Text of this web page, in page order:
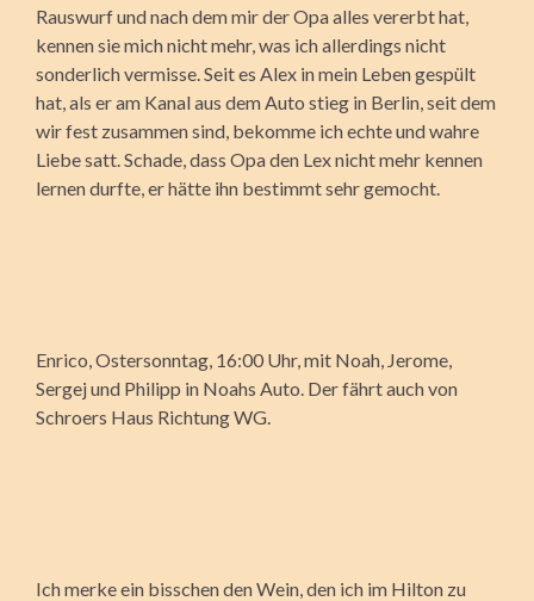
Rauswurf und nach dem mir der Opa alles vererbt hat,
kennen sie mich nicht mehr, was ich allerdings nicht
sonderlich vermisse. Seit es Alex in mein Leben gespült
hat, als er am Kanal aus dem Auto stieg in Berlin, seit dem
wir fest zusammen sind, bekomme ich echte und wahre
Liebe satt. Schade, dass Opa den Lex nicht mehr kennen
lernen durfte, er hätte ihn bestimmt sehr gemocht.
Enrico, Ostersonntag, 16:00 Uhr, mit Noah, Jerome,
Sergej und Philipp in Noahs Auto. Der fährt auch von
Schroers Haus Richtung WG.
Ich merke ein bisschen den Wein, den ich im Hilton zu